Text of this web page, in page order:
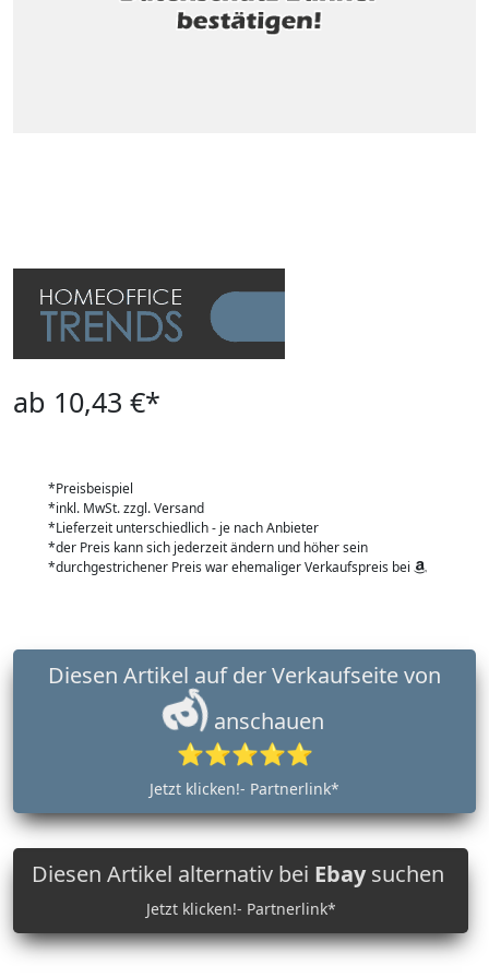
ab 10,43 €*
*Preisbeispiel
*inkl. MwSt. zzgl. Versand
*Lieferzeit unterschiedlich - je nach Anbieter
*der Preis kann sich jederzeit ändern und höher sein
*durchgestrichener Preis war ehemaliger Verkaufspreis bei
anschauen
⭐⭐⭐⭐⭐
Jetzt klicken!- Partnerlink*
Diesen Artikel alternativ bei Ebaysuchen
Jetzt klicken!- Partnerlink*